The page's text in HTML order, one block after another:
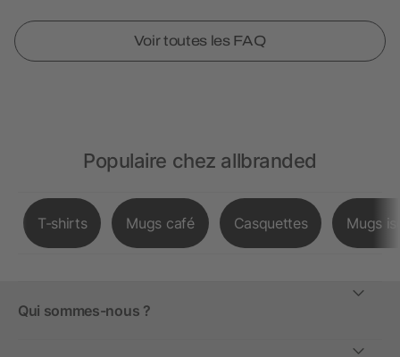
Voir toutes les FAQ
Populaire chez allbranded
T-shirts Mugs café Casquettes Mugs
Qui sommes-nous ?